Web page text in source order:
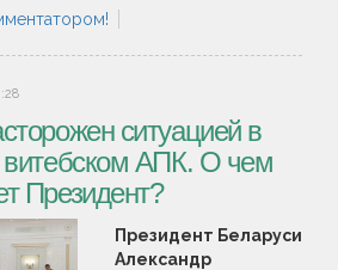
ситуацией в
витебском АПК. О чем
Президент?
Президент Беларуси
Александр